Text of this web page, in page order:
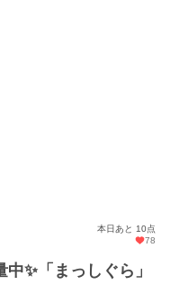
本日あと 10点
78
✨️「まっしぐら」